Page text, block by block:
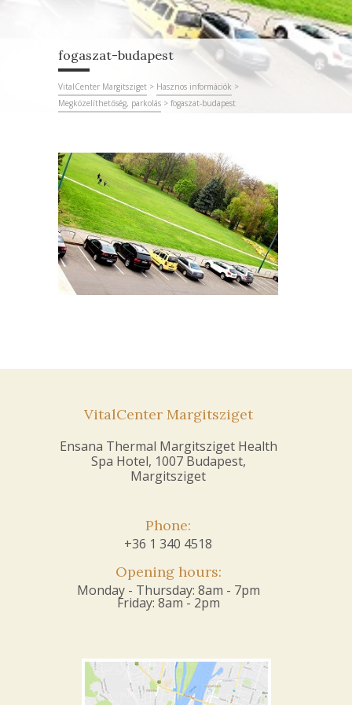
fogaszat-budapest
VitalCenter Margitsziget > Hasznos információk >
Megközelíthetőség, parkolás > fogaszat-budapest
VitalCenter Margitsziget
Ensana Thermal Margitsziget Health
Spa Hotel, 1007 Budapest,
Margitsziget
Phone:
+36 1 340 4518
Opening hours:
Monday - Thursday: 8am - 7pm
Friday: 8am - 2pm